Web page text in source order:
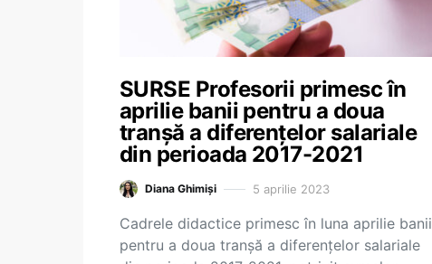
SURSE Profesorii primesc în
aprilie banii pentru a doua
tranșă a diferențelor salariale
din perioada 2017-2021
Diana Ghimiși 5 aprilie 2023
Cadrele didactice primesc în luna aprilie banii
pentru a doua tranșă a diferențelor salariale